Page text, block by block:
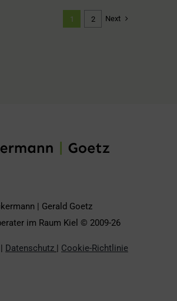
1 2 Next
| Gerald Goetz
im Raum Kiel © 2009-26
| Datenschutz | Cookie-Richtlinie